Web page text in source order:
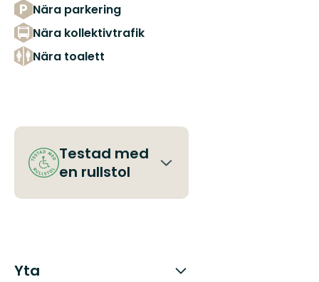
Nära parkering
Nära kollektivtrafik
Nära toalett
Testad med
en rullstol
Yta